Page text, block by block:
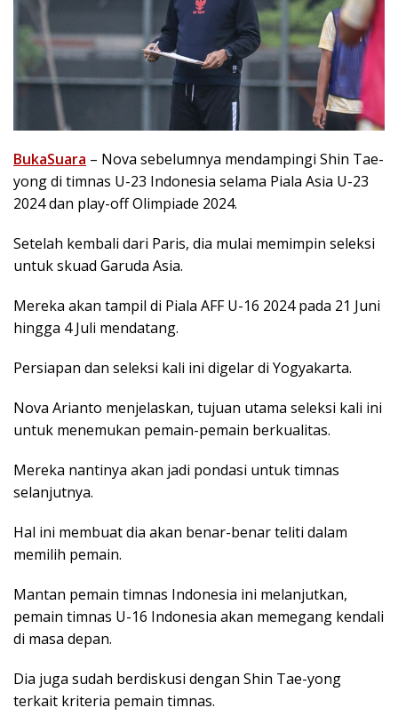
BukaSuara – Nova sebelumnya mendampingi Shin Tae-
yong di timnas U-23 Indonesia selama Piala Asia U-23
2024 dan play-off Olimpiade 2024.
Setelah kembali dari Paris, dia mulai memimpin seleksi
untuk skuad Garuda Asia.
Mereka akan tampil di Piala AFF U-16 2024 pada 21 Juni
hingga 4 Juli mendatang.
Persiapan dan seleksi kali ini digelar di Yogyakarta.
Nova Arianto menjelaskan, tujuan utama seleksi kali ini
untuk menemukan pemain-pemain berkualitas.
Mereka nantinya akan jadi pondasi untuk timnas
selanjutnya.
Hal ini membuat dia akan benar-benar teliti dalam
memilih pemain.
Mantan pemain timnas Indonesia ini melanjutkan,
pemain timnas U-16 Indonesia akan memegang kendali
di masa depan.
Dia juga sudah berdiskusi dengan Shin Tae-yong
terkait kriteria pemain timnas.